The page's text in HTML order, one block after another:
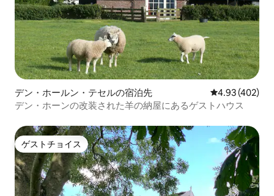
デン・ホールン・テセルの宿泊先 レビュー402
4.93 (402)
デン・ホーンの改装された羊の納屋にあるゲストハウス
ゲストチョイス
ゲストチョイス